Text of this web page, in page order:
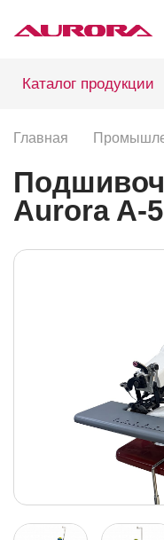
Каталог продукции
Главная
Aurora A-